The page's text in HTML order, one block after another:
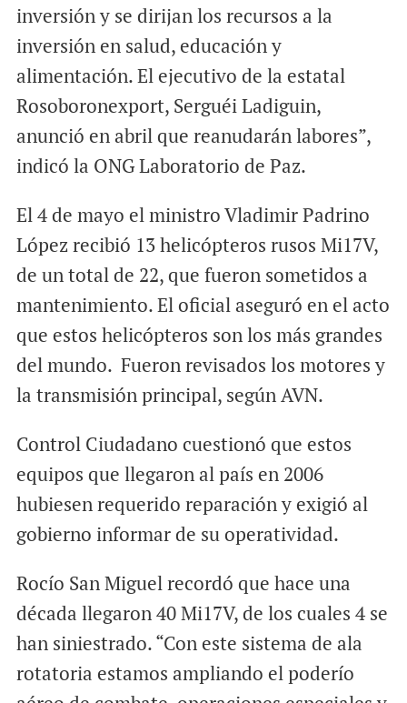
inversión y se dirijan los recursos a la
inversión en salud, educación y
alimentación. El ejecutivo de la estatal
Rosoboronexport, Serguéi Ladiguin,
anunció en abril que reanudarán labores”,
indicó la ONG Laboratorio de Paz.
El 4 de mayo el ministro Vladimir Padrino
López recibió 13 helicópteros rusos Mi17V,
de un total de 22, que fueron sometidos a
mantenimiento. El oficial aseguró en el acto
que estos helicópteros son los más grandes
del mundo. Fueron revisados los motores y
la transmisión principal, según AVN.
Control Ciudadano cuestionó que estos
equipos que llegaron al país en 2006
hubiesen requerido reparación y exigió al
gobierno informar de su operatividad.
Rocío San Miguel recordó que hace una
década llegaron 40 Mi17V, de los cuales 4 se
han siniestrado. “Con este sistema de ala
rotatoria estamos ampliando el poderío